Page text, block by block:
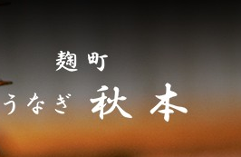
門） う
知らせ